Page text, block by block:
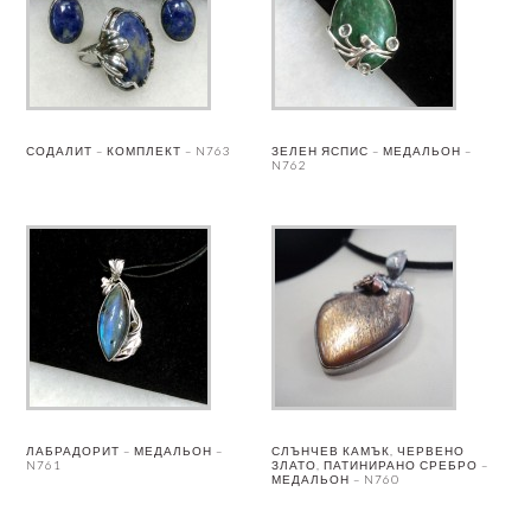
СОДАЛИТ – КОМПЛЕКТ – N763
ЗЕЛЕН ЯСПИС – МЕДАЛЬОН –
N762
ЛАБРАДОРИТ – МЕДАЛЬОН –
N761
СЛЪНЧЕВ КАМЪК, ЧЕРВЕНО
ЗЛАТО, ПАТИНИРАНО СРЕБРО –
МЕДАЛЬОН – N760